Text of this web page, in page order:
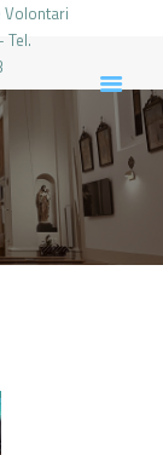
Volontari
Tel.
UDINE